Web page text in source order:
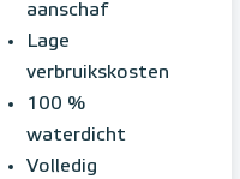
aanschaf
Lage
verbruikskosten
100 %
waterdicht
Volledig